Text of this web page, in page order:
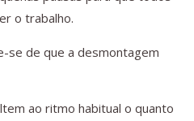
o trabalho.
se de que a desmontagem
ao ritmo habitual o quanto